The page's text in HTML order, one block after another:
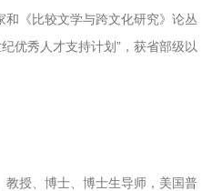
《比较文学与跨文化研究》论丛
优秀人才支持计划”，获省部级以
教授、博士、博士生导师，美国普